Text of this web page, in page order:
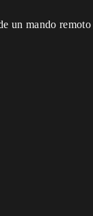
un mando